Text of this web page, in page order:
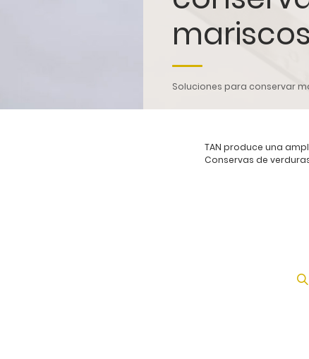
Soluciones para conservar
TAN produce una
Conservas de